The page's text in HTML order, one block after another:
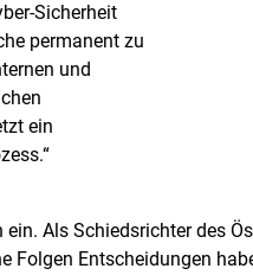
Sicherheit
permanent zu
und
ein
ein. Als Schiedsrichter des
Entscheidungen